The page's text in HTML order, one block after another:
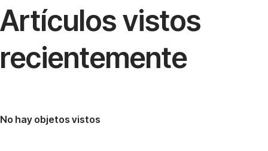
Artículos vistos
recientemente
No hay objetos vistos